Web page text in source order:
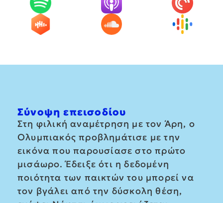
Σύνοψη επεισοδίου
Στη φιλική αναμέτρηση με τον Άρη, ο
Ολυμπιακός προβλημάτισε με την
εικόνα που παρουσίασε στο πρώτο
μισάωρο. Έδειξε ότι η δεδομένη
ποιότητα των παικτών του μπορεί να
τον βγάλει από την δύσκολη θέση,